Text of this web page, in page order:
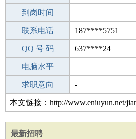
驾 照
到岗时间
期望月薪
联系电话 187****5751
手机号码 187****5751
QQ 号 码 637****24
微信号码
电脑水平
外语水平
求职意向 -
本文链接：http://www.eniuyun.net/
最新招聘